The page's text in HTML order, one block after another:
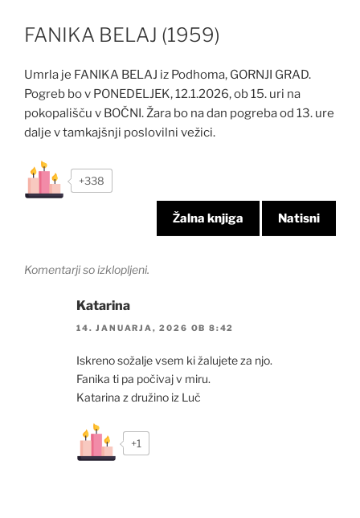
FANIKA BELAJ (1959)
Umrla je FANIKA BELAJ iz Podhoma, GORNJI GRAD.
Pogreb bo v PONEDELJEK, 12.1.2026, ob 15. uri na
pokopališču v BOČNI. Žara bo na dan pogreba od 13. ure
dalje v tamkajšnji poslovilni vežici.
+338
Žalna knjiga Natisni
Katarina
14. JANUARJA, 2026 OB 8:42
Iskreno sožalje vsem ki žalujete za njo.
Fanika ti pa počivaj v miru.
Katarina z družino iz Luč
+1
Komentarji so izklopljeni.